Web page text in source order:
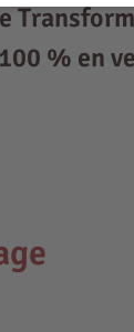
% en